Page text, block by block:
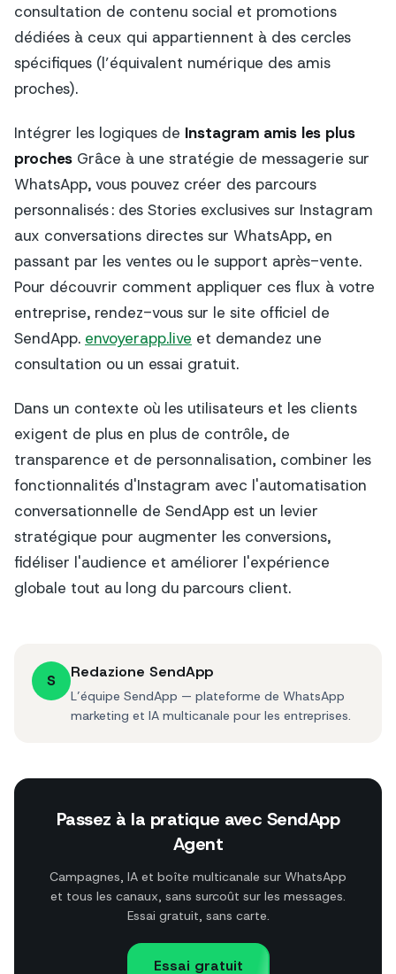
consultation de contenu social et promotions
dédiées à ceux qui appartiennent à des cercles
spécifiques (l’équivalent numérique des amis
proches).
Intégrer les logiques de Instagram amis les plus
proches Grâce à une stratégie de messagerie sur
WhatsApp, vous pouvez créer des parcours
personnalisés : des Stories exclusives sur Instagram
aux conversations directes sur WhatsApp, en
passant par les ventes ou le support après-vente.
Pour découvrir comment appliquer ces flux à votre
entreprise, rendez-vous sur le site officiel de
SendApp. envoyerapp.live et demandez une
consultation ou un essai gratuit.
Dans un contexte où les utilisateurs et les clients
exigent de plus en plus de contrôle, de
transparence et de personnalisation, combiner les
fonctionnalités d'Instagram avec l'automatisation
conversationnelle de SendApp est un levier
stratégique pour augmenter les conversions,
fidéliser l'audience et améliorer l'expérience
globale tout au long du parcours client.
S Redazione SendApp
L’équipe SendApp — plateforme de WhatsApp
marketing et IA multicanale pour les entreprises.
Passez à la pratique avec SendApp
Agent
Campagnes, IA et boîte multicanale sur WhatsApp
et tous les canaux, sans surcoût sur les messages.
Essai gratuit, sans carte.
Essai gratuit